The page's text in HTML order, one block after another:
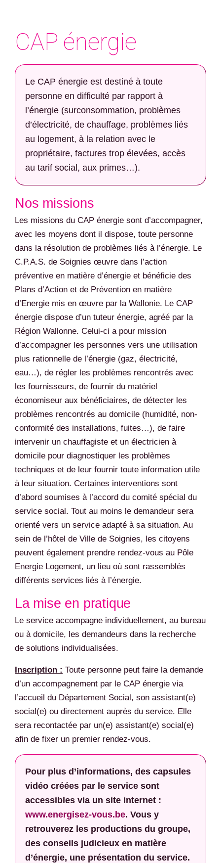
CAP énergie
Le CAP énergie est destiné à toute
personne en difficulté par rapport à
l’énergie (surconsommation, problèmes
d’électricité, de chauffage, problèmes liés
au logement, à la relation avec le
propriétaire, factures trop élevées, accès
au tarif social, aux primes…).
Nos missions
Les missions du CAP énergie sont d’accompagner,
avec les moyens dont il dispose, toute personne
dans la résolution de problèmes liés à l’énergie. Le
C.P.A.S. de Soignies œuvre dans l’action
préventive en matière d’énergie et bénéficie des
Plans d’Action et de Prévention en matière
d’Energie mis en œuvre par la Wallonie. Le CAP
énergie dispose d’un tuteur énergie, agréé par la
Région Wallonne. Celui-ci a pour mission
d’accompagner les personnes vers une utilisation
plus rationnelle de l’énergie (gaz, électricité,
eau…), de régler les problèmes rencontrés avec
les fournisseurs, de fournir du matériel
économiseur aux bénéficiaires, de détecter les
problèmes rencontrés au domicile (humidité, non-
conformité des installations, fuites…), de faire
intervenir un chauffagiste et un électricien à
domicile pour diagnostiquer les problèmes
techniques et de leur fournir toute information utile
à leur situation. Certaines interventions sont
d’abord soumises à l’accord du comité spécial du
service social. Tout au moins le demandeur sera
orienté vers un service adapté à sa situation. Au
sein de l’hôtel de Ville de Soignies, les citoyens
peuvent également prendre rendez-vous au Pôle
Energie Logement, un lieu où sont rassemblés
différents services liés à l’énergie.
La mise en pratique
Le service accompagne individuellement, au bureau
ou à domicile, les demandeurs dans la recherche
de solutions individualisées.
Inscription : Toute personne peut faire la demande
d’un accompagnement par le CAP énergie via
l’accueil du Département Social, son assistant(e)
social(e) ou directement auprès du service. Elle
sera recontactée par un(e) assistant(e) social(e)
afin de fixer un premier rendez-vous.
Pour plus d’informations, des capsules
vidéo créées par le service sont
accessibles via un site internet :
www.energisez-vous.be. Vous y
retrouverez les productions du groupe,
des conseils judicieux en matière
d’énergie, une présentation du service.